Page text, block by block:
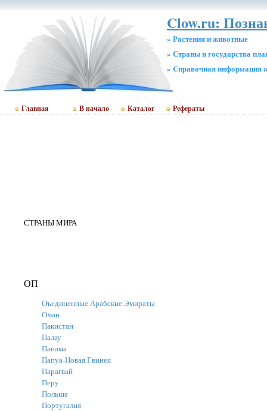
Clow.ru:
» Растения и животные
» Страны и государства
» Cправочная информация
Главная В начало Каталог Рефераты
СТРАНЫ МИРА
ОП
Оъединенные Арабские Эмираты
Оман
Пакистан
Палау
Панама
Папуа-Новая Гвинея
Парагвай
Перу
Польша
Португалия